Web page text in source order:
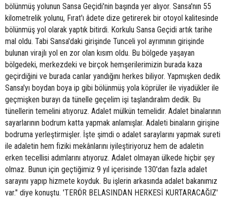
bölünmüş yolunun Sansa Geçidi'nin başında yer alıyor. Sansa'nın 55
kilometrelik yolunu, Fırat'ı âdete dize getirerek bir otoyol kalitesinde
bölünmüş yol olarak yaptık bitirdi. Korkulu Sansa Geçidi artık tarihe
mal oldu. Tabi Sansa'daki girişinde Tunceli yol ayrımının girişinde
bulunan virajlı yol en zor olan kısım oldu. Bu bölgede yaşayan
bölgedeki, merkezdeki ve birçok hemşerilerimizin burada kaza
geçirdiğini ve burada canlar yandığını herkes biliyor. Yapmışken dedik
Sansa'yı boydan boya ip gibi bölünmüş yola köprüler ile viyadükler ile
geçmişken burayı da tünelle geçelim işi taşlandıralım dedik. Bu
tünellerin temelini atıyoruz. Adalet mülkün temelidir. Adalet binalarının
sayarlarının bodrum katta yapmak anlamışlar. Adaleti binaların girişine
bodruma yerleştirmişler. İşte şimdi o adalet saraylarını yapmak sureti
ile adaletin hem fiziki mekânlarını iyileştiriyoruz hem de adaletin
erken tecellisi adımlarını atıyoruz. Adalet olmayan ülkede hiçbir şey
olmaz. Bunun için geçtiğimiz 9 yıl içerisinde 130'dan fazla adalet
sarayını yapıp hizmete koyduk. Bu işlerin arkasında adalet bakanımız
var." diye konuştu. 'TERÖR BELASINDAN HERKESİ KURTARACAĞIZ'